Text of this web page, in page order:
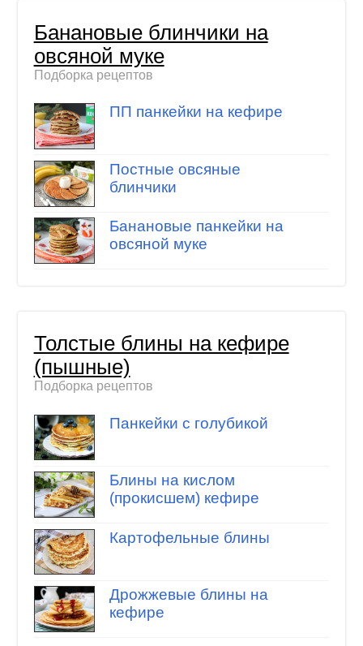
Банановые блинчики на
овсяной муке
Подборка рецептов
ПП панкейки на кефире
Постные овсяные
блинчики
Банановые панкейки на
овсяной муке
Толстые блины на кефире
(пышные)
Подборка рецептов
Панкейки с голубикой
Блины на кислом
(прокисшем) кефире
Картофельные блины
Дрожжевые блины на
кефире